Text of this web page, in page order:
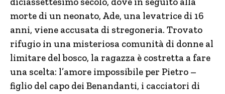
morte di un neonato, Ade, una levatrice di 16
anni, viene accusata di stregoneria. Trovato
rifugio in una misteriosa comunità di donne al
limitare del bosco, la ragazza è costretta a fare
una scelta: l’amore impossibile per Pietro –
figlio del capo dei Benandanti, i cacciatori di